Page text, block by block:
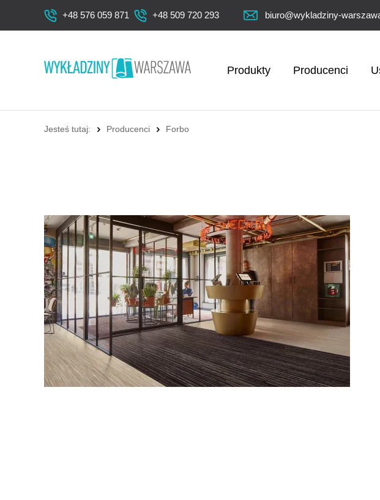
+48 576 059 871 +48 509 720 293 biuro@wykladziny-
Produkty Producenci
Jesteś tutaj: Producenci Forbo